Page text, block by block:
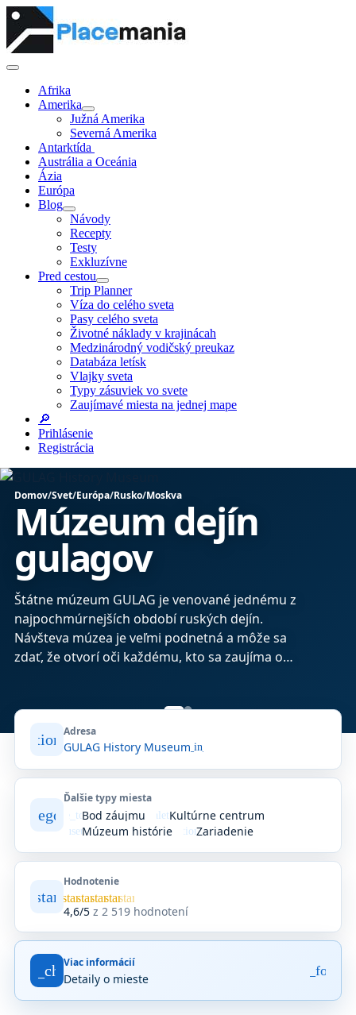
Afrika
Amerika
Južná Amerika
Severná Amerika
Antarktída
Austrália a Oceánia
Ázia
Európa
Blog
Návody
Recepty
Testy
Exkluzívne
Pred cestou
Trip Planner
Víza do celého sveta
Pasy celého sveta
Životné náklady v krajinácah
Medzinárodný vodičský preukaz
Databáza letísk
Vlajky sveta
Typy zásuviek vo svete
Zaujímavé miesta na jednej mape
🔎
Prihlásenie
Registrácia
Domov/Svet/Európa/Rusko/Moskva
Múzeum dejín
gulagov
Štátne múzeum GULAG je venované jednému z
najpochmúrnejších období ruských dejín.
Návšteva múzea je veľmi podnetná a môže sa
zdať, že otvorí oči každému, kto sa zaujíma o
location_on
Adresa
GULAG History Museumopen_in_new
category
Ďalšie typy miesta
where_to_voteBod záujmu paletteKultúrne centrum
museumMúzeum histórielocation_onZariadenie
star
Hodnotenie
starstarstarstarstar
4,6/5z 2 519 hodnotení
Priemerné
hodnotenie
z
na
základe
2 519
fact_checkViac informácií
Detaily o mieste